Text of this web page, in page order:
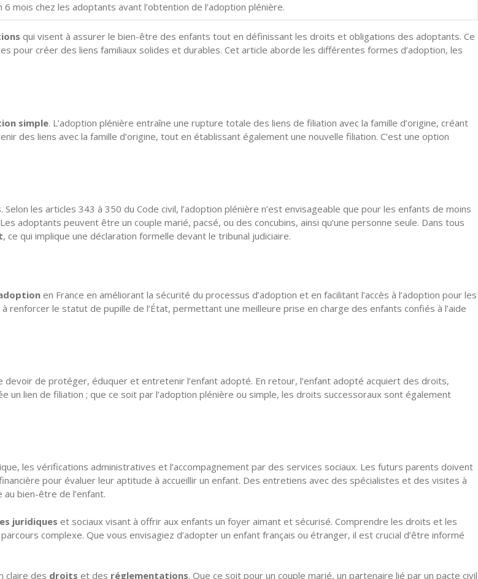
mois chez les adoptants avant l’obtention de l’adoption plénière.
qui visent à assurer le bien-être des enfants tout en définissant les droits et obligations des adoptants. Ce
créer des liens familiaux solides et durables. Cet article aborde les différentes formes d’adoption, les
simple. L’adoption plénière entraîne une rupture totale des liens de filiation avec la famille d’origine, créant
des liens avec la famille d’origine, tout en établissant également une nouvelle filiation. C’est une option
les articles 343 à 350 du Code civil, l’adoption plénière n’est envisageable que pour les enfants de moins
adoptants peuvent être un couple marié, pacsé, ou des concubins, ainsi qu’une personne seule. Dans tous
, ce qui implique une déclaration formelle devant le tribunal judiciaire.
en France en améliorant la sécurité du processus d’adoption et en facilitant l’accès à l’adoption pour les
le statut de pupille de l’État, permettant une meilleure prise en charge des enfants confiés à l’aide
devoir de protéger, éduquer et entretenir l’enfant adopté. En retour, l’enfant adopté acquiert des droits,
un lien de filiation ; que ce soit par l’adoption plénière ou simple, les droits successoraux sont également
les vérifications administratives et l’accompagnement par des services sociaux. Les futurs parents doivent
pour évaluer leur aptitude à accueillir un enfant. Des entretiens avec des spécialistes et des visites à
bien-être de l’enfant.
juridiques et sociaux visant à offrir aux enfants un foyer aimant et sécurisé. Comprendre les droits et les
complexe. Que vous envisagiez d’adopter un enfant français ou étranger, il est crucial d’être informé
claire des droits et des réglementations. Que ce soit pour un couple marié, un partenaire lié par un pacte civil